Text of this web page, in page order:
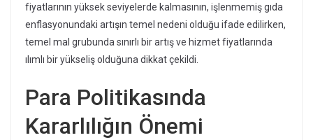
fiyatlarının yüksek seviyelerde kalmasının, işlenmemiş gıda
enflasyonundaki artışın temel nedeni olduğu ifade edilirken,
temel mal grubunda sınırlı bir artış ve hizmet fiyatlarında
ılımlı bir yükseliş olduğuna dikkat çekildi.
Para Politikasında
Kararlılığın Önemi